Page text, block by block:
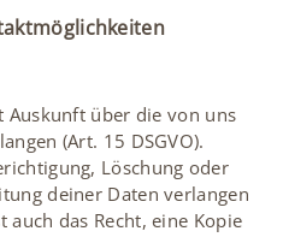
Auskunft über die von uns
(Art. 15 DSGVO).
Löschung oder
deiner Daten verlangen
auch das Recht, eine Kopie